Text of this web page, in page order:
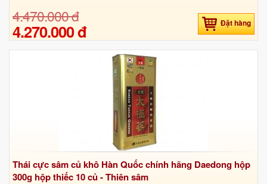
4.470.000 đ
4.270.000 đ Đặt hàng
Thái cực sâm củ khô Hàn Quốc chính hãng Daedong hộp
300g hộp thiếc 10 củ - Thiên sâm